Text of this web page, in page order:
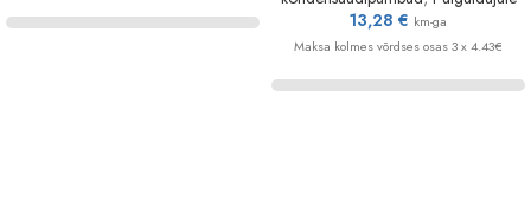
13,28 € km-ga
Maksa kolmes võrdses osas 3 x 4.43€